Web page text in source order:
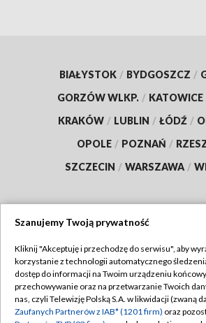
BIAŁYSTOK / BYDGOSZCZ /
GORZÓW WLKP. / KATOWICE
KRAKÓW / LUBLIN / ŁÓDŹ /
OPOLE / POZNAŃ /
SZCZECIN / WARSZAWA /
TVP
Abonament TVP
Emisja w TVP
Regulamin TVP
Polityka
Szanujemy Twoją prywatność
Kliknij "Akceptuję i przechodzę do serwisu", aby
korzystanie z technologii automatycznego
dostęp do informacji na Twoim urządzeniu
przechowywanie oraz na przetwarzanie Twoich
nas, czyli Telewizję Polską S.A. w likwidacji (zwaną
Zaufanych Partnerów z IAB* (1201 firm) oraz